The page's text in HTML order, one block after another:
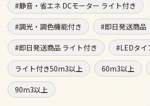
静音・省エネ DCモーター ライト付き
調光・調色機能付き 即日発送商品
即日発送商品 ライト付き LEDタイ
ライト付き50m3以上 60m3以上
90m3以上